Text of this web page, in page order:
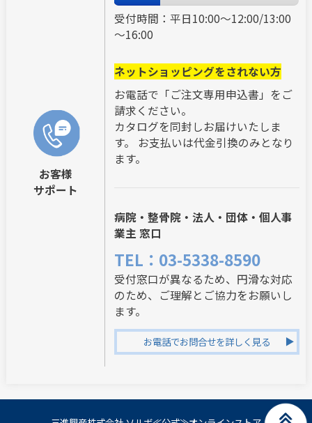
お客様
サポート
受付時間：平日10:00～12:00/13:00
～16:00
ネットショッピングをされない方
お電話で「ご注文専用申込書」をご
請求ください。
カタログを同封しお届けいたしま
す。 お支払いは代金引換のみとなり
ます。
病院・整骨院・法人・団体・個人事
業主 窓口
TEL：03-5338-8590
受付窓口が異なるため、円滑な対応
のため、ご理解とご協力をお願いし
ます。
お電話でお問合せを詳しく見る